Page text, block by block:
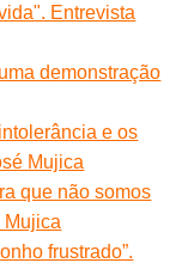
Entrevista
demonstração
e os
Mujica
que não somos
Mujica
frustrado”.